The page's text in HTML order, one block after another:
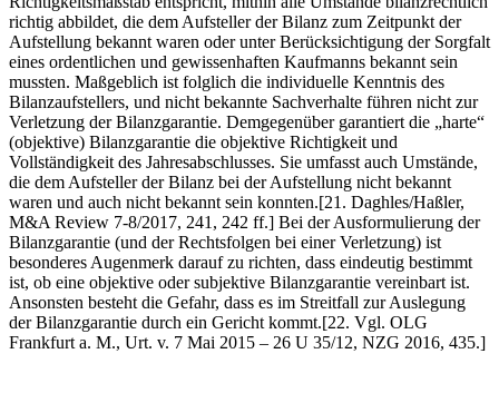
richtig abbildet, die dem Aufsteller der Bilanz zum Zeitpunkt der
Aufstellung bekannt waren oder unter Berücksichtigung der Sorgfalt
eines ordentlichen und gewissenhaften Kaufmanns bekannt sein
mussten. Maßgeblich ist folglich die individuelle Kenntnis des
Bilanzaufstellers, und nicht bekannte Sachverhalte führen nicht zur
Verletzung der Bilanzgarantie. Demgegenüber garantiert die „harte“
(objektive) Bilanzgarantie die objektive Richtigkeit und
Vollständigkeit des Jahresabschlusses. Sie umfasst auch Umstände,
die dem Aufsteller der Bilanz bei der Aufstellung nicht bekannt
waren und auch nicht bekannt sein konnten.[21. Daghles/Haßler,
M&A Review 7-8/2017, 241, 242 ff.] Bei der Ausformulierung der
Bilanzgarantie (und der Rechtsfolgen bei einer Verletzung) ist
besonderes Augenmerk darauf zu richten, dass eindeutig bestimmt
ist, ob eine objektive oder subjektive Bilanzgarantie vereinbart ist.
Ansonsten besteht die Gefahr, dass es im Streitfall zur Auslegung
der Bilanzgarantie durch ein Gericht kommt.[22. Vgl. OLG
Frankfurt a. M., Urt. v. 7 Mai 2015 – 26 U 35/12, NZG 2016, 435.]